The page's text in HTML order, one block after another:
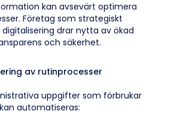
kan avsevärt optimera
Företag som strategiskt
drar nytta av ökad
och säkerhet.
av rutinprocesser
uppgifter som förbrukar
automatiseras: